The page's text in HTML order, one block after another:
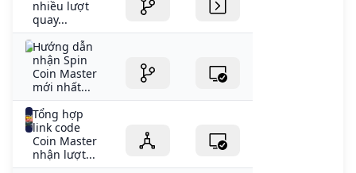
nhiều lượt
quay...
Hướng dẫn
nhận Spin
Coin Master
mới nhất...
Tổng hợp
link code
Coin Master
nhận lượt...